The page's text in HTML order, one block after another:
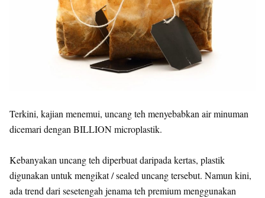
Terkini, kajian menemui, uncang teh menyebabkan air minuman
dicemari dengan BILLION microplastik.
Kebanyakan uncang teh diperbuat daripada kertas, plastik
digunakan untuk mengikat / sealed uncang tersebut. Namun kini,
ada trend dari sesetengah jenama teh premium menggunakan